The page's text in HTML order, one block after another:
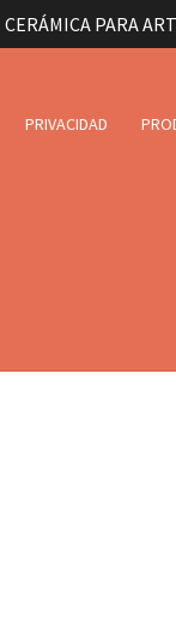
PARA
PRIVACIDAD